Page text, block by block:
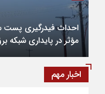
۲۸۰ میلیارد تومان
یافت
۹ طرح عمرانی در دوره ششم شوراهای شهر در شهرضا تکمیل شد
1 هفته قبل
۸۱ هکتار طالبی در اراضی شهرضا کشت شد
بهره‌برداری از شبکه
شهر منظریه
اخبار مهم